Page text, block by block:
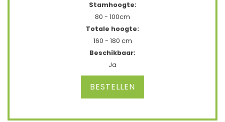
Stamhoogte:
80 - 100cm
Totale hoogte:
160 - 180 cm
Beschikbaar:
Ja
BESTELLEN